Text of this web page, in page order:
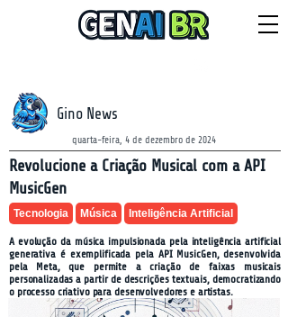
Gino News
quarta-feira, 4 de dezembro de 2024
Revolucione a Criação Musical com a API
MusicGen
Tecnologia Música Inteligência Artificial
A evolução da música impulsionada pela inteligência artificial
generativa é exemplificada pela API MusicGen, desenvolvida
pela Meta, que permite a criação de faixas musicais
personalizadas a partir de descrições textuais, democratizando
o processo criativo para desenvolvedores e artistas.